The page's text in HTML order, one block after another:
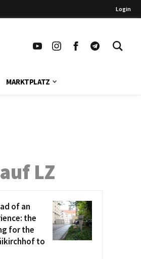
Login
MARKTPLATZ
LZ
of an
the
for the
to